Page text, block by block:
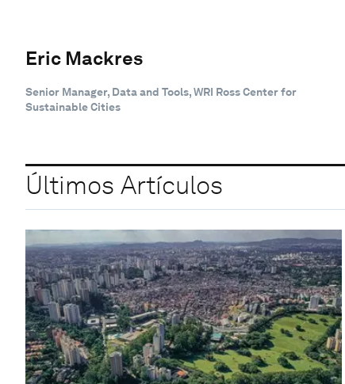
Eric Mackres
Senior Manager, Data and Tools, WRI Ross Center for
Sustainable Cities
Últimos Artículos